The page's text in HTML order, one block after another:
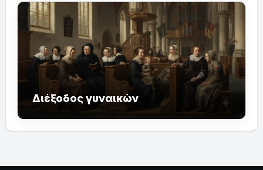
Διέξοδος γυναικών